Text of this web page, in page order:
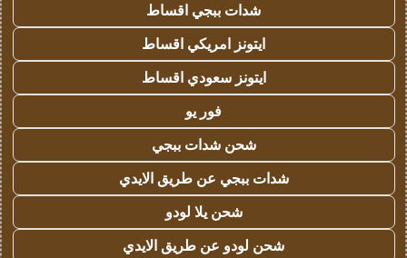
شدات ببجي اقساط
ايتونز امريكي اقساط
ايتونز سعودي اقساط
فور يو
شحن شدات ببجي
شدات ببجي عن طريق الايدي
شحن يلا لودو
شحن لودو عن طريق الايدي